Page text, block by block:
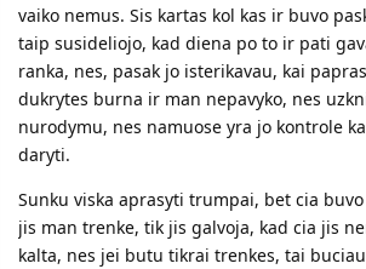
vaiko nemus. Sis kartas kol kas ir buvo
taip susideliojo, kad diena po to ir pati
ranka, nes, pasak jo isterikavau, kai
dukrytes burna ir man nepavyko, nes
nurodymu, nes namuose yra jo kontrole
daryti.
Sunku viska aprasyti trumpai, bet cia
jis man trenke, tik jis galvoja, kad cia jis
kalta, nes jei butu tikrai trenkes, tai